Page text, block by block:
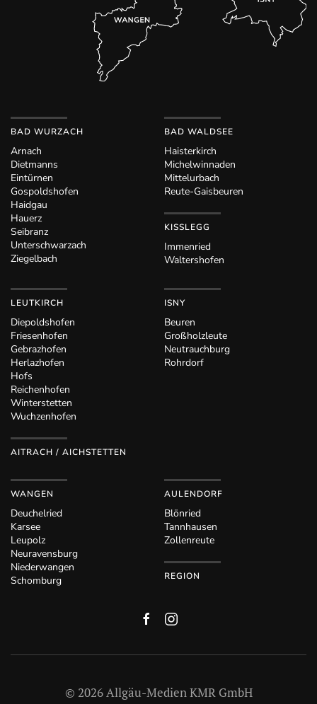
BAD WURZACH
Arnach
Dietmanns
Eintürnen
Gospoldshofen
Haidgau
Hauerz
Seibranz
Unterschwarzach
Ziegelbach
BAD WALDSEE
Haisterkirch
Michelwinnaden
Mittelurbach
Reute-Gaisbeuren
KISSLEGG
Immenried
Waltershofen
LEUTKIRCH
Diepoldshofen
Friesenhofen
Gebrazhofen
Herlazhofen
Hofs
Reichenhofen
Winterstetten
Wuchzenhofen
AITRACH / AICHSTETTEN
ISNY
Beuren
Großholzleute
Neutrauchburg
Rohrdorf
WANGEN
Deuchelried
Karsee
Leupolz
Neuravensburg
Niederwangen
Schomburg
AULENDORF
Blönried
Tannhausen
Zollenreute
REGION
© 2026Allgäu-Medien KMR GmbH